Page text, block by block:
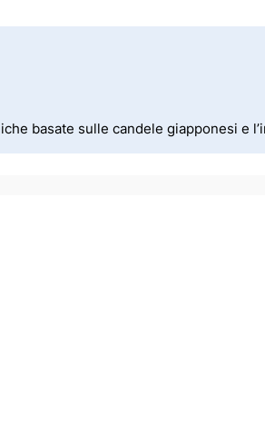
basate sulle candele giapponesi e